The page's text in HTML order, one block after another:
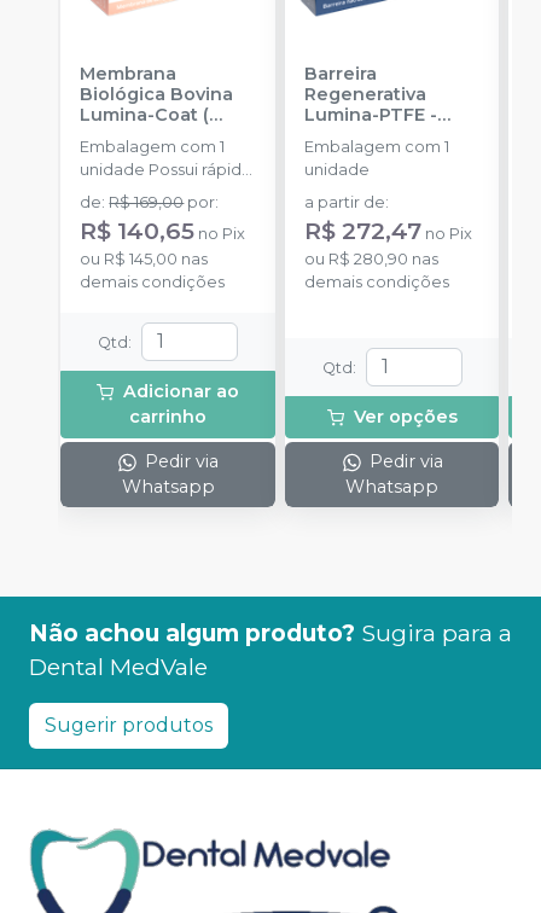
Membrana
Biológica Bovina
Lumina-Coat (
1x20x30mm)
CRITERIA
Embalagem com 1
unidade Possui rápida
absorção.
de:R$ 169,00 por:
R$ 140,65 no Pix
ou R$ 145,00 nas
demais condições
Qtd:
Adicionar ao
carrinho
Pedir via
Whatsapp
Barreira
Regenerativa
Lumina-PTFE-
CRITERIA
Embalagem com 1
unidade
a partir de:
R$ 272,47 no Pix
ou R$ 280,90 nas
demais condições
Qtd:
Ver opções
Pedir via
Whatsapp
Não achou algum produto? Sugira para a
Dental MedVale
Sugerir produtos